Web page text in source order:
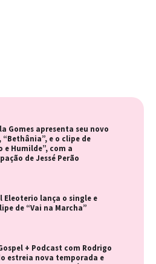
Gomes apresenta seu novo
“Bethânia”, e o clipe de
e Humilde”, com a
de Jessé Perão
Eleoterio lança o single e
de “Vai na Marcha”
+ Podcast com Rodrigo
estreia nova temporada e